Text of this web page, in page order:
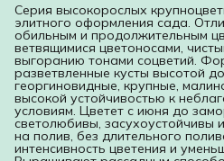
Серия высокорослых
элитного оформления сада.
обильным и продолжительным
ветвящимися цветоносами,
выгоранию тонами соцветий.
разветвленные кусты высотой
георгиновидные, крупные,
высокой устойчивостью к
условиям. Цветет с июня до
светолюбивы, засухоустойчивы
на полив, без длительного
интенсивность цветения и